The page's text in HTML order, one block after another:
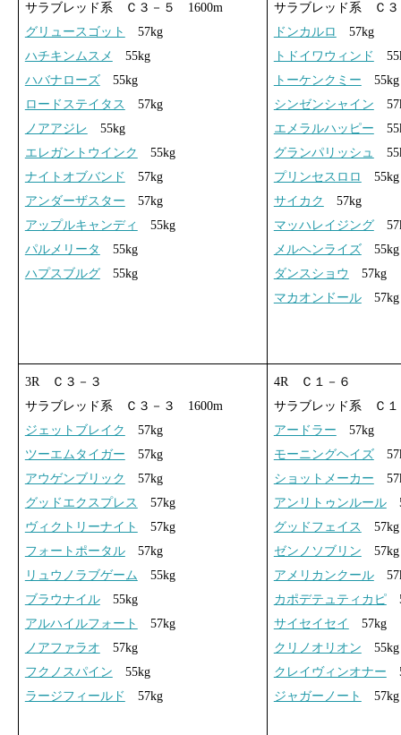
サラブレッド系 Ｃ３－５ 1600m
グリュースゴット
57kg
ハチキンムスメ
55kg
ハバナローズ55kg
ロードステイタス
57kg
ノアアジレ 55kg
エレガントウインク
55kg
ナイトオブバンド
57kg
アンダーザスター 57kg
アップルキャンディ
55kg
パルメリータ
55kg
ハプスブルグ55kg
サラブレッド系 Ｃ
ドンカルロ
57kg
トドイワウィンド
トーケンクミー 55kg
シンゼンシャイン
エメラルハッピー
グランパリッシュ
プリンセスロロ
55kg
サイカク
57kg
マッハレイジング
メルヘンライズ55kg
ダンスショウ
57kg
マカオンドール57kg
3R Ｃ３－３
サラブレッド系 Ｃ３－３ 1600m
ジェットブレイク
57kg
ツーエムタイガー 57kg
アウゲンブリック
57kg
グッドエクスプレス
57kg
ヴィクトリーナイト
57kg
フォートポータル57kg
リュウノラブゲーム 55kg
ブラウナイル55kg
アルハイルフォート
57kg
ノアファラオ 57kg
フクノスパイン 55kg
ラージフィールド
57kg
4R Ｃ１－６
サラブレッド系 Ｃ
アードラー 57kg
モーニングヘイズ
ショットメーカー
アンリトゥンルール
グッドフェイス
57kg
ゼンノソブリン 57kg
アメリカンクール
カポデテュティカピ
サイセイセイ
57kg
クリノオリオン 55kg
クレイヴィンオナー
ジャガーノート
57kg